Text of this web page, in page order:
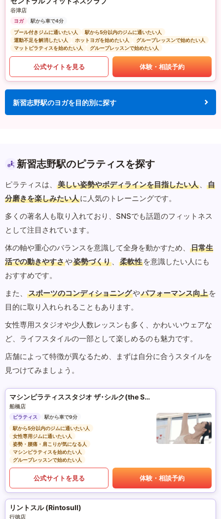
谷津店
ヨガ
駅から車で4分
プール付きジムに通いたい人
駅から5分以内のジムに通いたい人
運動不足を解消したい人
ホットヨガを始めたい人
グループレッスンで始めたい人
マットピラティスを始めたい人
グループレッスンで始めたい人
公式サイトを見る 体験・相談予約
新習志野駅のヨガを目的別に探す
新習志野駅のピラティスを探す
ピラティスは、 美しい姿勢やボディラインを目指したい人 、
自
分磨きを楽しみたい人に人気のトレーニングです。
多くの著名人も取り入れており、SNSでも話題のフィットネス
として注目されています。
体の軸や重心のバランスを意識して全身を動かすため、
日常生
活での動きやすさや姿勢づくり 、 柔軟性 を意識したい人にも
おすすめです。
また、
スポーツのコンディショニングやパフォーマンス向上 を
目的に取り入れられることもあります。
女性専用スタジオや少人数レッスンも多く、かわいいウェアな
ど、ライフスタイルの一部として楽しめるのも魅力です。
店舗によって特徴が異なるため、まずは自分に合うスタイルを
見つけてみましょう。
マシンピラティススタジオ ザ･シルク(the SILK)
船橋店
ピラティス
駅から車で9分
駅から5分以内のジムに通いたい人
女性専用ジムに通いたい人
姿勢・腰痛・肩こりが気になる人
マシンピラティスを始めたい人
グループレッスンで始めたい人
公式サイトを見る 体験・相談予約
リントスル (Rintosull)
行徳店